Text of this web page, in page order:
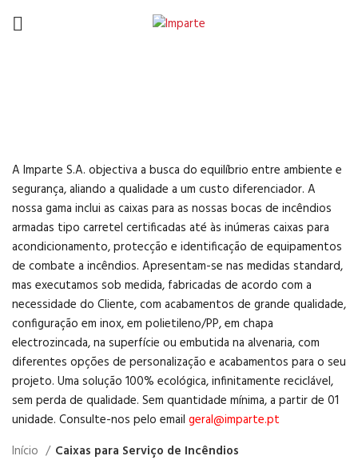
A Imparte S.A. objectiva a busca do equilíbrio entre ambiente e
segurança, aliando a qualidade a um custo diferenciador. A
nossa gama inclui as caixas para as nossas bocas de incêndios
armadas tipo carretel certificadas até às inúmeras caixas para
acondicionamento, protecção e identificação de equipamentos
de combate a incêndios. Apresentam-se nas medidas standard,
mas executamos sob medida, fabricadas de acordo com a
necessidade do Cliente, com acabamentos de grande qualidade,
configuração em inox, em polietileno/PP, em chapa
electrozincada, na superfície ou embutida na alvenaria, com
diferentes opções de personalização e acabamentos para o seu
projeto. Uma solução 100% ecológica, infinitamente reciclável,
sem perda de qualidade. Sem quantidade mínima, a partir de 01
unidade. Consulte-nos pelo email geral@imparte.pt
Início
Caixas para Serviço de Incêndios